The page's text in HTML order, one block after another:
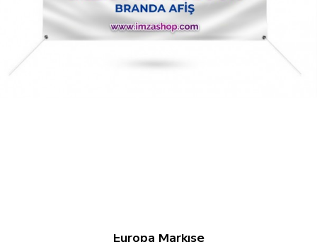
Europa Markise